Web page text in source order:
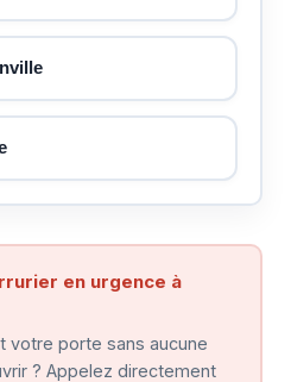
en urgence à
votre porte sans aucune
? Appelez directement